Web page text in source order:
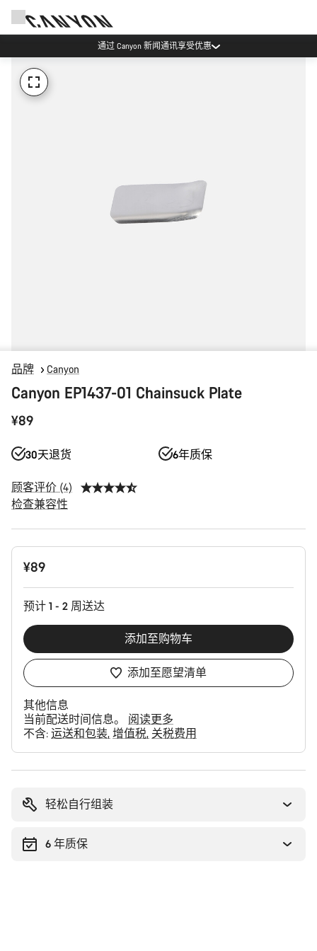
通过 Canyon 新闻通讯享受优惠
品牌 Canyon
Canyon EP1437-01 Chainsuck Plate
¥89
30天退货 6年质保
顾客评价 (4)
检查兼容性
产
¥89
预计 1 - 2 周送达
添加至购物车
添加至愿望清单
其他信息
当前配送时间信息。 阅读更多
不含: 运送和包装 增值税 关税费用
轻松自行组装
6 年质保